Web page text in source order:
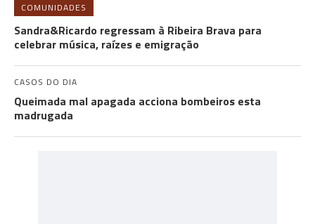
COMUNIDADES
Sandra&Ricardo regressam à Ribeira Brava para
celebrar música, raízes e emigração
CASOS DO DIA
Queimada mal apagada acciona bombeiros esta
madrugada